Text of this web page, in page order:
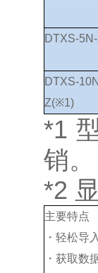
DTXS-
DTXS-
Z(※1)
*1
销。
*2
主要特点
・轻松导
・获取数